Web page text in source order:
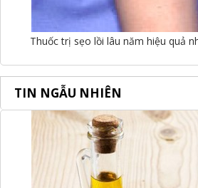
Thuốc trị sẹo lồi lâu năm hiệu quả
TIN NGẪU NHIÊN